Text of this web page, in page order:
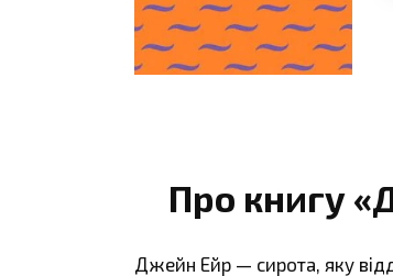
Про книгу
Джейн Ейр — сирота, яку